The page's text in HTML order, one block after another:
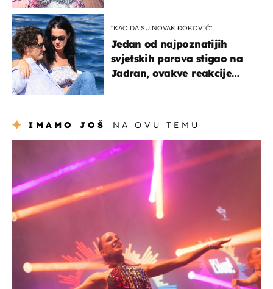
"KAO DA SU NOVAK ĐOKOVIĆ"
Jedan od najpoznatijih
svjetskih parova stigao na
Jadran, ovakve reakcije
IMAMO JOŠ NA OVU TEMU